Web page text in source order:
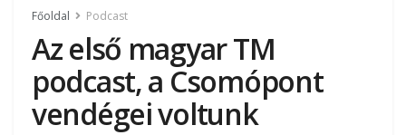
Főoldal Podcast
Az első magyar TM
podcast, a Csomópont
vendégei voltunk